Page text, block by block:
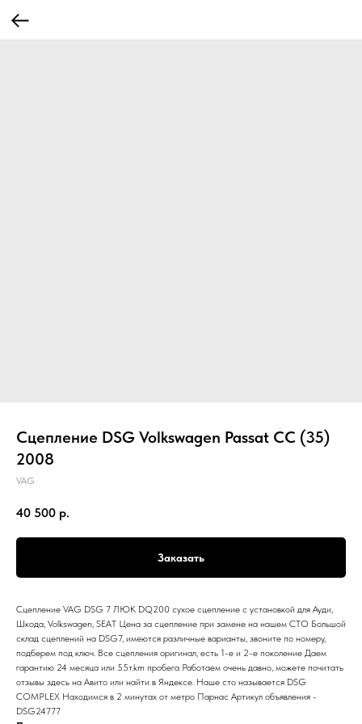
Сцепление DSG Volkswagen Passat CC (35)
2008
VAG
40 500 р.
Заказать
Сцепление VAG DSG 7 ЛЮК DQ200 сухое сцепление с установкой для Ауди,
Шкода, Volkswagen, SEAT Цена за сцепление при замене на нашем СТО Большой
склад сцеплений на DSG7, имеются различные варианты, звоните по номеру,
подберем под ключ. Все сцепления оригинал, есть 1-е и 2-е поколение Даем
гарантию 24 месяца или 55т.km пробега Работаем очень давно, можете почитать
отзывы здесь на Авито или найти в Яндексе. Наше сто называется DSG
COMPLEX Находимся в 2 минутах от метро Парнас Артикул объявления -
DSG24777